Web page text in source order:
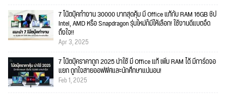
7 โน๊ตบุ๊คทำงาน 30000 บาทสุดคุ้ม มี Office แท้กับ RAM 16GB ชิป
Intel, AMD หรือ Snapdragon รุ่นใหม่ก็มีให้เลือก! ใช้งานดีแบตอึด
ถึงใจ!!
Apr 3, 2025
7 โน๊ตบุ๊คราคาถูก 2025 น่าใช้ มี Office แท้ เพิ่ม RAM ได้ มีการ์ดจอ
แยก ถูกใจสายออฟฟิศและนักศึกษาแน่นอน!
Feb 1, 2025